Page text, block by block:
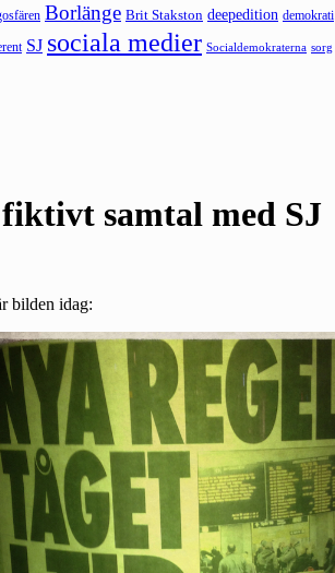
Borlänge Brit Stakston deepedition demokrati
SJ sociala medier Socialdemokraterna sorg
samtal med SJ
bilden idag: